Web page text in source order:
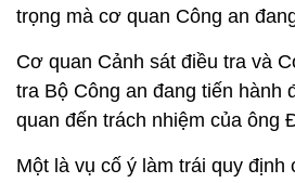
trọng mà cơ quan Công an
Cơ quan Cảnh sát điều tra và
tra Bộ Công an đang tiến hành
quan đến trách nhiệm của ông
Một là vụ cố ý làm trái quy